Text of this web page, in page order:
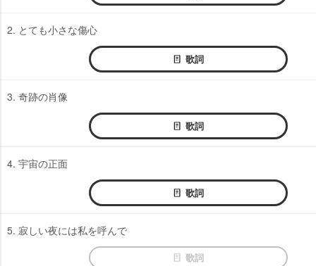
2. とても小さな傷心
歌詞
3. 奇跡の肖像
歌詞
4. 宇宙の正面
歌詞
5. 寂しい夜には私を呼んで
歌詞